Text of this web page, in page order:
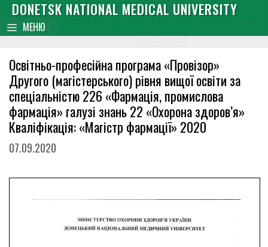
content
Skip
to
content
DONETSK NATIONAL MEDICAL UNIVERSITY
МЕНЮ
Освітньо-професійна програма «Провізор»
Другого (магістерського) рівня вищої освіти за
спеціальністю 226 «Фармація, промислова
фармація» галузі знань 22 «Охорона здоров’я»
Кваліфікація: «Магістр фармації» 2020
07.09.2020